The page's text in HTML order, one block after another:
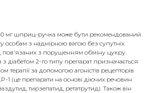
20 мг шприц-ручка може бути рекомендований
особам з надмірною вагою без супутніх
пов'язаних з порушенням обміну цукру.
з діабетом 2-го типу препарат призначається
терапії за допомогою агоністів рецепторів
1 (це препарати на основі діючих речовин
тирзепатид, ретатрутид). Також він